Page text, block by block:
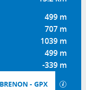
499 m
707 m
1039 m
499 m
-339 m
- GPX